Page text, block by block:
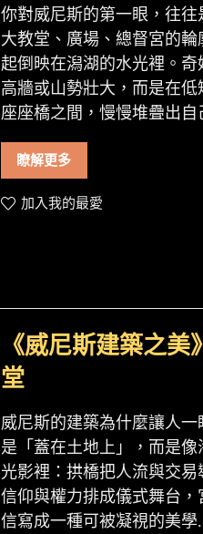
你對威尼斯的第一眼，往往
大教堂、廣場、總督宮的
起倒映在潟湖的水光裡。
高牆或山勢壯大，而是在
座座橋之間，慢慢堆疊出自
瞭解更多
加入我的最愛
《威尼斯建築之美
堂
威尼斯的建築為什麼讓人
是「蓋在土地上」，而是
光影裡：拱橋把人流與交
信仰與權力排成儀式舞台，
信寫成一種可被凝視的美學